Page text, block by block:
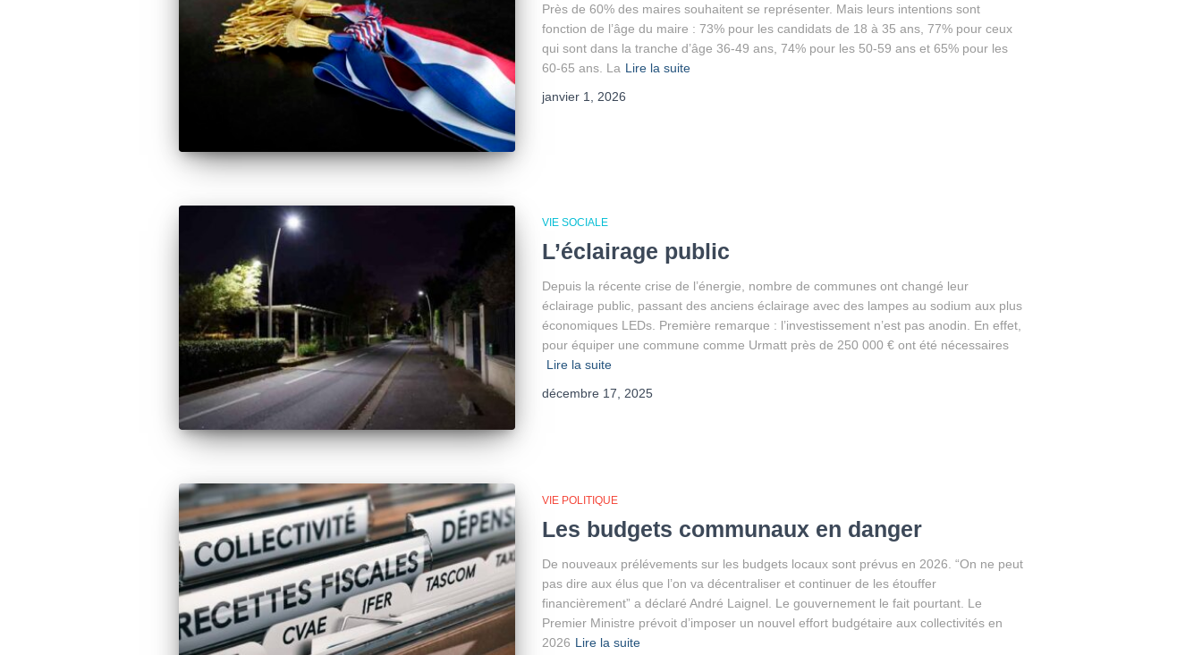
Près de 60% des maires souhaitent se représenter. Mais leurs intentions sont
fonction de l’âge du maire : 73% pour les candidats de 18 à 35 ans, 77% pour ceux
qui sont dans la tranche d’âge 36-49 ans, 74% pour les 50-59 ans et 65% pour les
60-65 ans. La Lire la suite
janvier 1, 2026
VIE SOCIALE
L’éclairage public
Depuis la récente crise de l’énergie, nombre de communes ont changé leur
éclairage public, passant des anciens éclairage avec des lampes au sodium aux plus
économiques LEDs. Première remarque : l’investissement n’est pas anodin. En effet,
pour équiper une commune comme Urmatt près de 250 000 € ont été nécessaires
Lire la suite
décembre 17, 2025
VIE POLITIQUE
Les budgets communaux en danger
De nouveaux prélévements sur les budgets locaux sont prévus en 2026. “On ne peut
pas dire aux élus que l’on va décentraliser et continuer de les étouffer
financièrement” a déclaré André Laignel. Le gouvernement le fait pourtant. Le
Premier Ministre prévoit d’imposer un nouvel effort budgétaire aux collectivités en
2026 Lire la suite